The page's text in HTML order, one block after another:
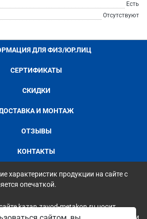
Есть
Отсутствуют
ДЛЯ ФИЗ/ЮР.ЛИЦ
СЕРТИФИКАТЫ
СКИДКИ
И МОНТАЖ
ОТЗЫВЫ
КОНТАКТЫ
характеристик продукции на сайте с
опечаткой.
kazan.zavod-metakon.ru носит
и справочный характер и ни